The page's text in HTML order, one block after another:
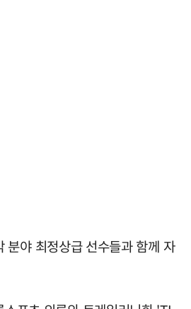
야 최정상급 선수들과 함께 자